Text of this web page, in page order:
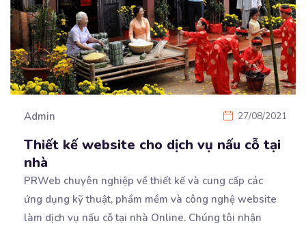
Admin 27/08/2021
Thiết kế website cho dịch vụ nấu cỗ tại
nhà
PRWeb chuyên nghiệp về thiết kế và cung cấp các
ứng dụng kỹ thuật, phầm mềm và công nghệ website
làm dịch vụ nấu cỗ tại nhà Online. Chúng tôi nhận